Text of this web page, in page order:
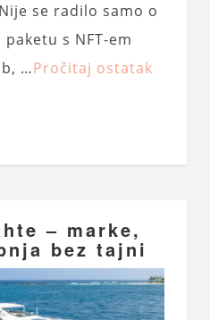
se radilo samo o
s NFT-em
…Pročitaj ostatak
– marke,
bez tajni